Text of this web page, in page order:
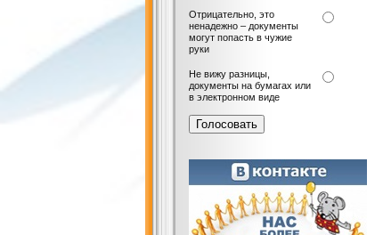
Отрицательно, это
ненадежно – документы
могут попасть в чужие
руки
Не вижу разницы,
документы на бумагах или
в электронном виде